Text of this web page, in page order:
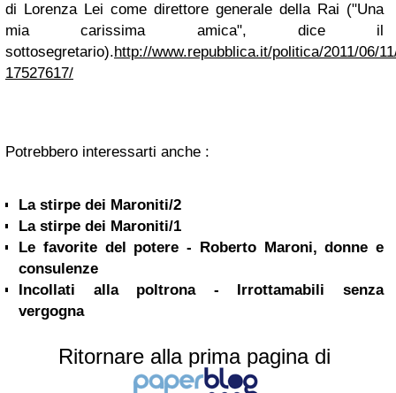
di Lorenza Lei come direttore generale della Rai ("Una
mia carissima amica", dice il
sottosegretario).http://www.repubblica.it/politica/2011/06/
17527617/
Potrebbero interessarti anche :
La stirpe dei Maroniti/2
La stirpe dei Maroniti/1
Le favorite del potere - Roberto Maroni, donne e
consulenze
Incollati alla poltrona - Irrottamabili senza
vergogna
Ritornare alla prima pagina di